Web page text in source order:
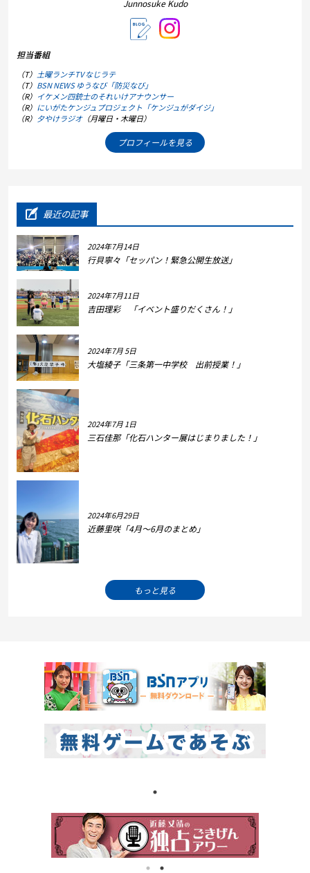
Junnosuke Kudo
担当番組
（T） 土曜ランチTV なじラテ
（T） BSN NEWS ゆうなび「防災なび」
（R） イケメン四銃士のそれいけアナウンサー
（R） にいがたケンジュプロジェクト「ケンジュがダイジ」
（R） 夕やけラジオ（月曜日・木曜日）
プロフィールを見る
最近の記事
2024年7月14日
行貝寧々「セッパン！緊急公開生放送」
2024年7月11日
吉田理彩 「イベント盛りだくさん！」
2024年7月 5日
大塩綾子「三条第一中学校 出前授業！」
2024年7月 1日
三石佳那「化石ハンター展はじまりました！」
2024年6月29日
近藤里咲「4月～6月のまとめ」
もっと見る